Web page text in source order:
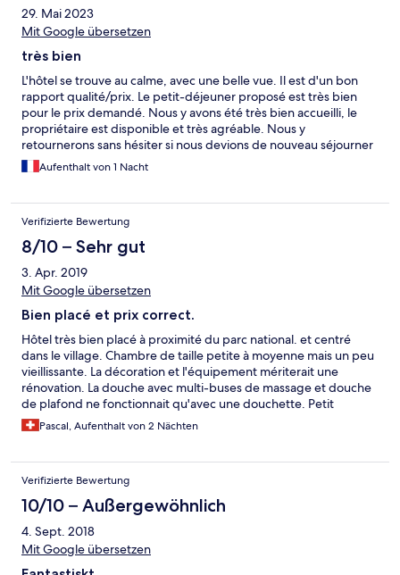
29. Mai 2023
Mit Google übersetzen
très bien
L'hôtel se trouve au calme, avec une belle vue. Il est d'un bon
rapport qualité/prix. Le petit-déjeuner proposé est très bien
pour le prix demandé. Nous y avons été très bien accueilli, le
propriétaire est disponible et très agréable. Nous y
retournerons sans hésiter si nous devions de nouveau séjourner
dans la région.
Aufenthalt von 1 Nacht
Verifizierte Bewertung
8/10 – Sehr gut
3. Apr. 2019
Mit Google übersetzen
Bien placé et prix correct.
Hôtel très bien placé à proximité du parc national. et centré
dans le village. Chambre de taille petite à moyenne mais un peu
vieillissante. La décoration et l'équipement mériterait une
rénovation. La douche avec multi-buses de massage et douche
de plafond ne fonctionnait qu'avec une douchette. Petit
déjeuner buffet correct. Rapport qualité-prix satisfaisant.
Pascal, Aufenthalt von 2 Nächten
Verifizierte Bewertung
10/10 – Außergewöhnlich
4. Sept. 2018
Mit Google übersetzen